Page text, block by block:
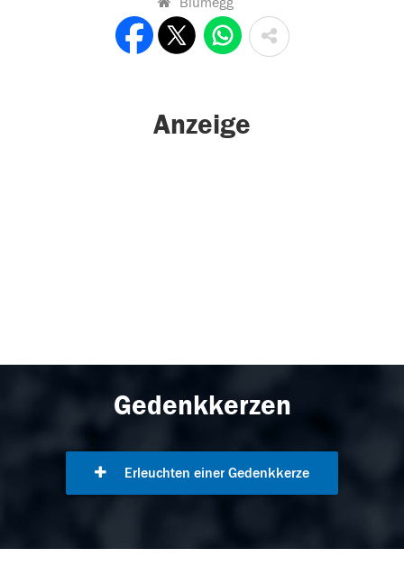
Anzeige
Gedenkkerzen
Erleuchten einer Gedenkkerze